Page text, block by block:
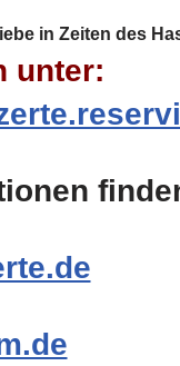
in Zeiten des
unter: